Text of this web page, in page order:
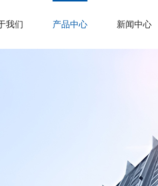
我们 产品中心 新闻中心